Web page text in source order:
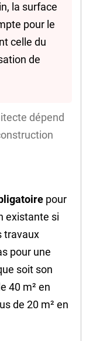
la surface
pour le
celle du
de
dépend
pour
existante si
travaux
pour une
soit son
40 m² en
de 20 m² en